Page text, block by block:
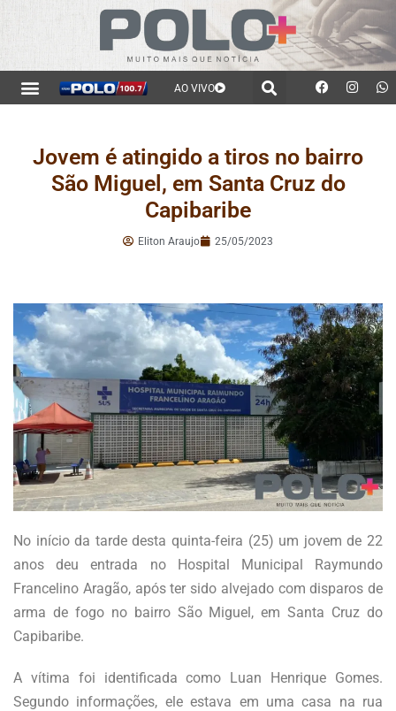
AO VIVO
Jovem é atingido a tiros no bairro
São Miguel, em Santa Cruz do
Capibaribe
Eliton Araujo 25/05/2023
No início da tarde desta quinta-feira (25) um jovem de 22
anos deu entrada no Hospital Municipal Raymundo
Francelino Aragão, após ter sido alvejado com disparos de
arma de fogo no bairro São Miguel, em Santa Cruz do
Capibaribe.
A vítima foi identificada como Luan Henrique Gomes.
Segundo informações, ele estava em uma casa na rua